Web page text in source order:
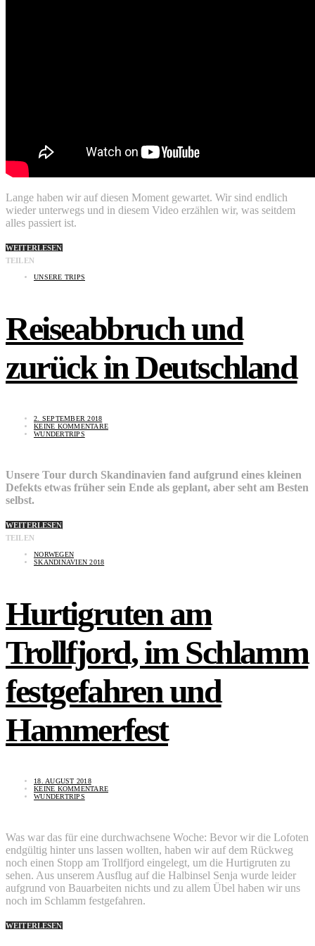
Lange haben wir auf diesen Moment gewartet. Wir sind endlich
wieder unterwegs und in diesem Video erzählen wir, was seitdem
alles passiert ist.
WEITERLESEN
TEILEN
UNSERE TRIPS
Reiseabbruch und
zurück in Deutschland
2. SEPTEMBER 2018
KEINE KOMMENTARE
WUNDERTRIPS
Unsere Tour durch Skandinavien fand aufgrund eines kleinen
Defekts etwas früher sein Ende als geplant, aber seht am Besten
selbst.
WEITERLESEN
TEILEN
NORWEGEN
SKANDINAVIEN 2018
Hurtigruten am
Trollfjord, im Schlamm
festgefahren und
Hammerfest
18. AUGUST 2018
KEINE KOMMENTARE
WUNDERTRIPS
Was war das für eine durchwachsene Woche: Bevor wir die Lofoten
endgültig hinter uns lassen wollten, haben wir auf dem Rückweg
noch einen Stopp am Trollfjord eingelegt, um die Hurtigruten zu
sehen. Aus unserem Ausflug auf die Halbinsel Senja wurde leider
aufgrund von Bauarbeiten nichts und zu allem Übel haben wir uns
noch im Schlamm festgefahren.
WEITERLESEN